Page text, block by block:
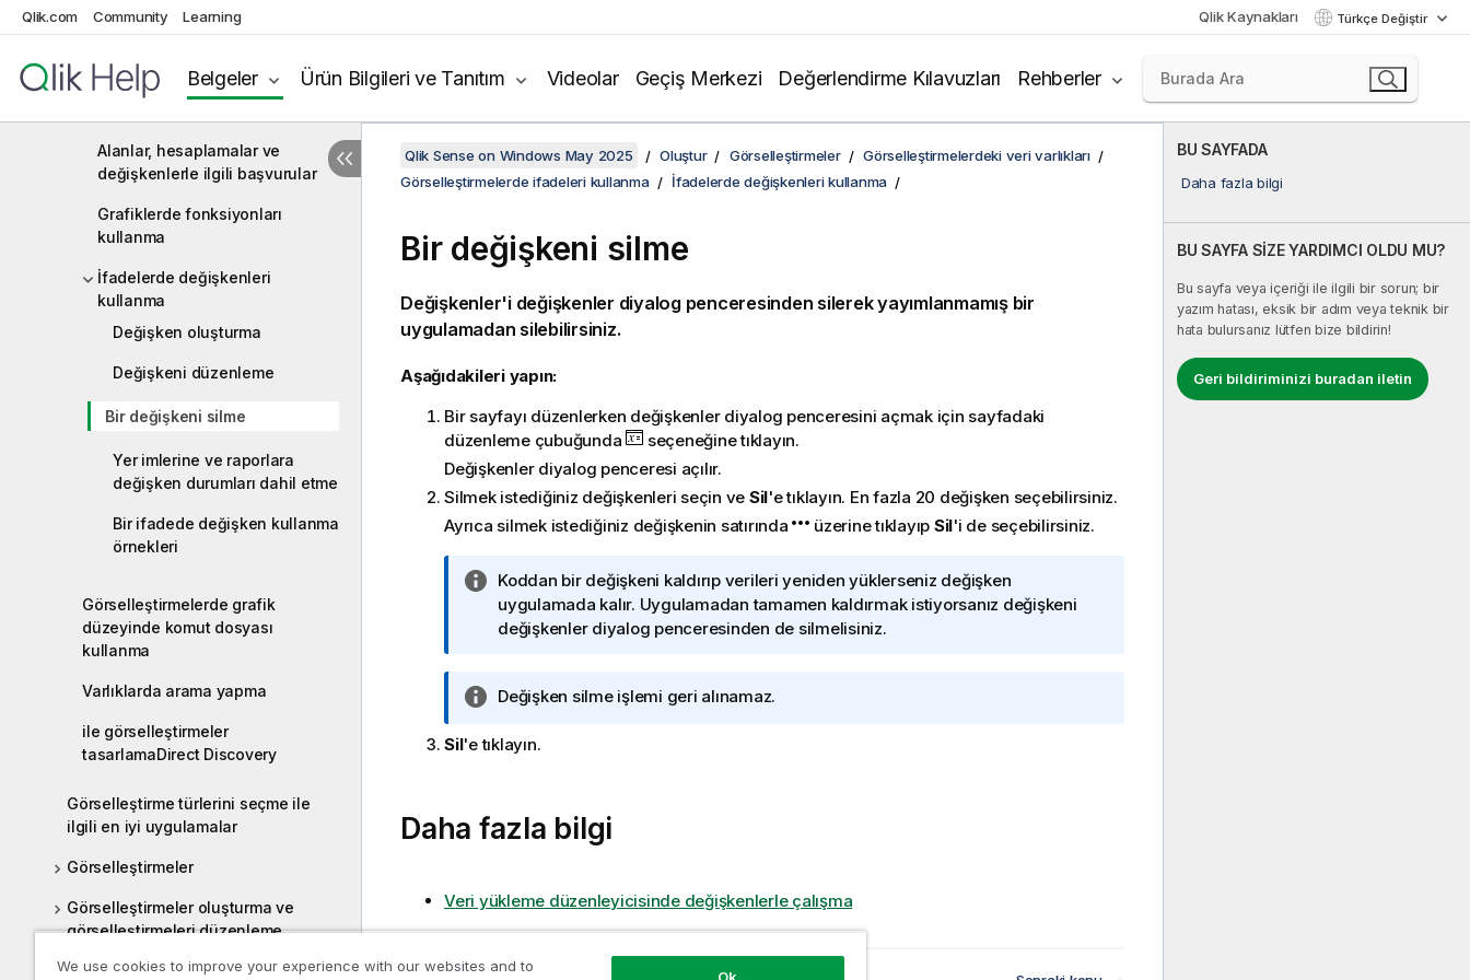
Qlik.com Community Learning Qlik Kaynakları Türkçe Değiştir
Belgeler Ürün Bilgileri ve Tanıtım Videolar Geçiş Merkezi Değerlendirme Kılavuzları Rehberler
kullanma
kullanma
Alanlar, hesaplamalar ve
değişkenlerle ilgili başvurular
Grafiklerde fonksiyonları
kullanma
İfadelerde değişkenleri
kullanma
Değişken oluşturma
Değişkeni düzenleme
Bir değişkeni silme
Yer imlerine ve raporlara
değişken durumları dahil etme
Bir ifadede değişken kullanma
örnekleri
Görselleştirmelerde grafik
düzeyinde komut dosyası
kullanma
Varlıklarda arama yapma
ile görselleştirmeler
tasarlamaDirect Discovery
Görselleştirme türlerini seçme ile
ilgili en iyi uygulamalar
Görselleştirmeler
Görselleştirmeler oluşturma ve
görselleştirmeleri düzenleme
Sorun giderme - Görselleştirmeler
BU SAYFADA
Daha fazla bilgi
BU SAYFA SİZE YARDIMCI OLDU MU?
Bu sayfa veya içeriği ile ilgili bir sorun; bir
yazım hatası, eksik bir adım veya teknik bir
hata bulursanız lütfen bize bildirin!
Geri bildiriminizi buradan iletin
Qlik Sense on Windows May 2025 Oluştur Görselleştirmeler
Görselleştirmelerdeki veri varlıkları
Görselleştirmelerde ifadeleri kullanma
İfadelerde değişkenleri kullanma
Bir değişkeni silme
Değişkenler'i değişkenler diyalog penceresinden silerekyayımlanmamış bir
uygulamadan silebilirsiniz.
Aşağıdakileri yapın:
Bir sayfayı düzenlerken değişkenler diyalog penceresini açmak için sayfadaki
düzenleme çubuğunda
seçeneğine tıklayın.
Değişkenler diyalog penceresi açılır.
Silmek istediğiniz değişkenleri seçin ve Sil'e tıklayın. En fazla 20 değişken seçebilirsiniz.
Ayrıca silmek istediğiniz değişkenin satırında
üzerine tıklayıp Sil'i de seçebilirsiniz.
B
i
l
n
t
Koddan bir değişkeni kaldırıp verileri yeniden yüklerseniz değişken
uygulamada kalır. Uygulamadan tamamen kaldırmak istiyorsanız değişkeni
değişkenler diyalog penceresinden de silmelisiniz.
B
l
o
Değişken silme işlemi geri alınamaz.
Sil'e tıklayın.
Daha fazla bilgi
Veri yükleme düzenleyicisinde değişkenlerle çalışma
We use cookies to improve your experience with our websites and to